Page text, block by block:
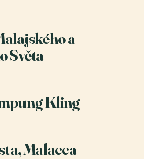
a
Světa
Kling
Malacca